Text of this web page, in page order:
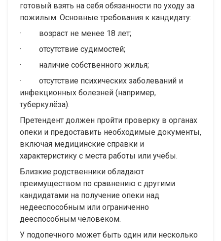
готовый взять на себя обязанности по уходу за
пожилым. Основные требования к кандидату:
· возраст не менее 18 лет;
· отсутствие судимостей;
· наличие собственного жилья;
· отсутствие психических заболеваний и
инфекционных болезней (например,
туберкулёза).
Претендент должен пройти проверку в органах
опеки и предоставить необходимые документы,
включая медицинские справки и
характеристику с места работы или учёбы.
Близкие родственники обладают
преимуществом по сравнению с другими
кандидатами на получение опеки над
недееспособным или ограниченно
дееспособным человеком.
У подопечного может быть один или несколько